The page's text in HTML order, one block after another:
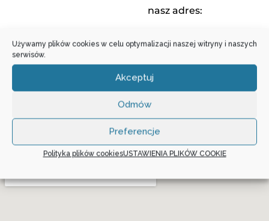
Używamy plików cookies w celu optymalizacji naszej witryny i naszych
serwisów.
Akceptuj
Odmów
Preferencje
Polityka plików cookiesUSTAWIENIA PLIKÓW COOKIE
nasz adres:
1
02-972 Warszawa
dziekuje@dziekuje.pl
tel.: (22) 201 97 12